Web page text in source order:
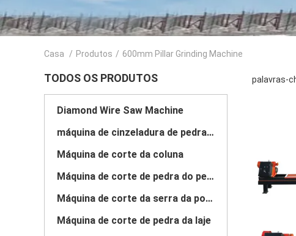
Casa / Produtos / 600mm Pillar Grinding Machine
TODOS OS PRODUTOS
Diamond Wire Saw Machine
máquina de cinzeladura de pedra do cnc
Máquina de corte da coluna
Máquina de corte de pedra do perfil
Máquina de corte da serra da ponte
Máquina de corte de pedra da laje
palavras-